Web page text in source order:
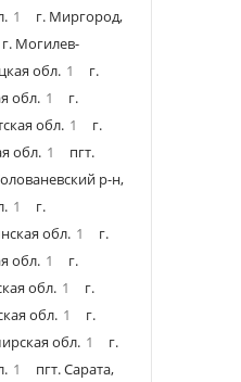
1
г. Миргород,
г. Могилев-
обл. 1
г.
обл. 1
г.
обл. 1
г.
обл. 1
пгт.
р-н,
1
г.
обл. 1
г.
обл. 1
г.
обл. 1
г.
обл. 1
г.
обл. 1
г.
1
пгт. Сарата,